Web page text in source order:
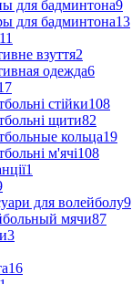
для бадминтона9
для бадминтона13
11
взуття2
одежда6
стійки108
щити82
кольца19
м'ячі108
1
для волейболу9
мячи87
3
16